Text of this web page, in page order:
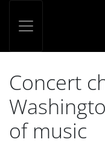
Concert
of music
Panneau de gestion